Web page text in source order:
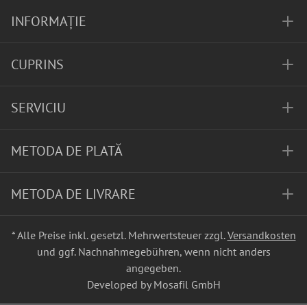
INFORMAȚIE
CUPRINS
SERVICIU
METODA DE PLATĂ
METODA DE LIVRARE
* Alle Preise inkl. gesetzl. Mehrwertsteuer zzgl.Versandkosten
und ggf. Nachnahmegebühren, wenn nicht anders
angegeben.
Developed by Mosafil GmbH